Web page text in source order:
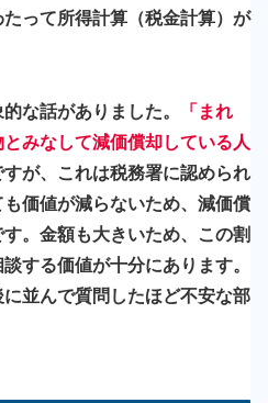
って所得計算（税金計算）が
な話がありました。
「まれ
みなして減価償却している人
が、これは税務署に認められ
価値が減らないため、減価償
。金額も大きいため、この割
する価値が十分にあります。
並んで質問したほど不安な部